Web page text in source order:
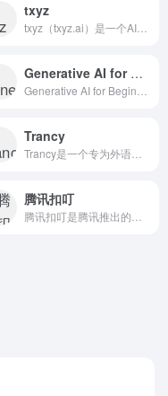
txyz
Generative AI for Beginners
Trancy
腾讯扣叮